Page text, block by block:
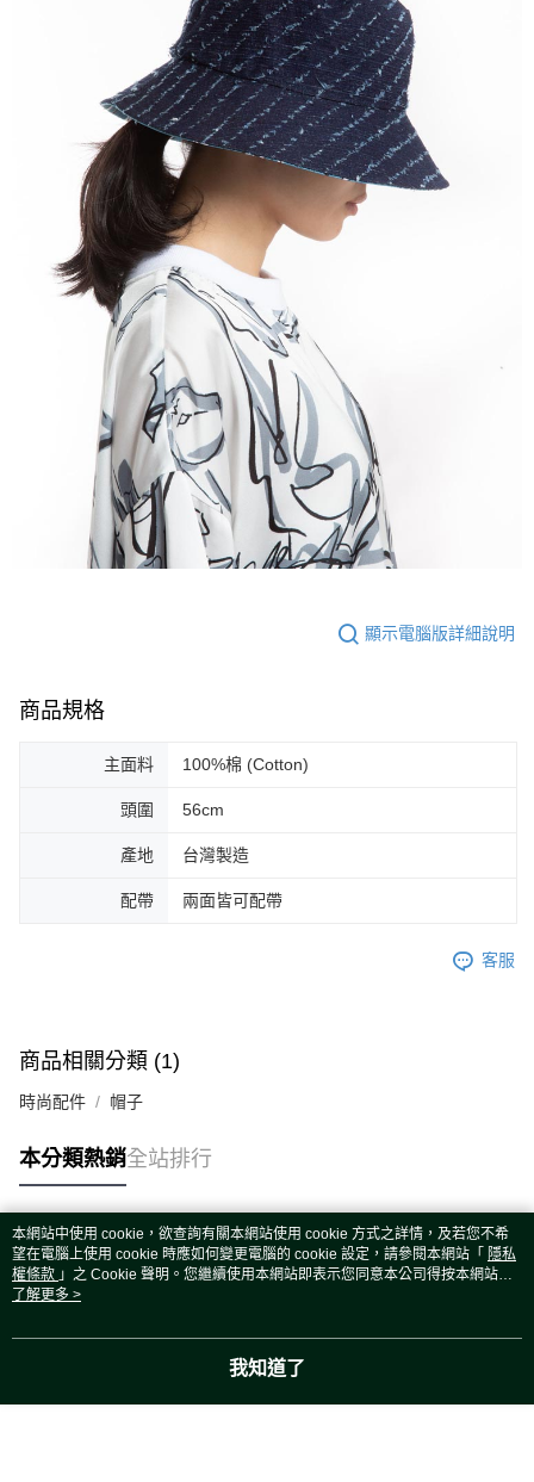
顯示電腦版詳細說明
商品規格
主面料 100%棉 (Cotton)
頭圍 56cm
產地 台灣製造
配帶 兩面皆可配帶
客服
商品相關分類 (1)
時尚配件 帽子
本分類熱銷全站排行
熱門標籤
本網站中使用 cookie，欲查詢有關本網站使用 cookie 方式之詳情，及若您不希
望在電腦上使用 cookie 時應如何變更電腦的 cookie 設定，請參閱本網站「 隱私
權條款 」之 Cookie 聲明。您繼續使用本網站即表示您同意本公司得按本網站使
用條款之 Cookie 聲明使用 cookie。
了解更多 >
我知道了